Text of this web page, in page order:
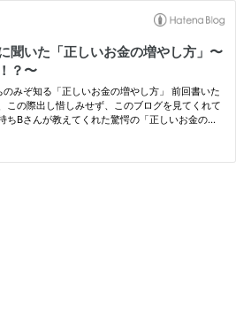
聞いた「正しいお金の増やし方」〜
？〜
みぞ知る「正しいお金の増やし方」 前回書いた
この際出し惜しみせず、このブログを見てくれて
ちBさんが教えてくれた驚愕の「正しいお金の増